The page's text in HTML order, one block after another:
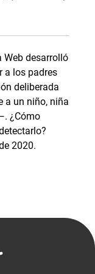
Web desarrolló
a los padres
deliberada
a un niño, niña
¿Cómo
2020.